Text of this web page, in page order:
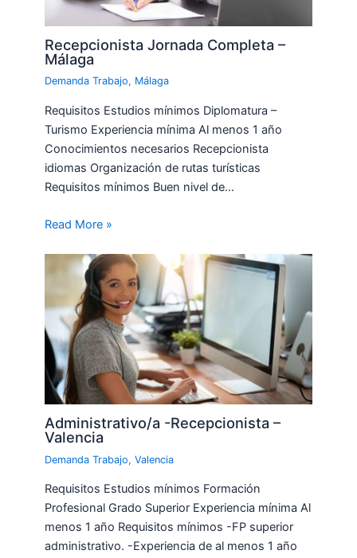
Recepcionista Jornada Completa –
Málaga
Demanda Trabajo, Málaga
Requisitos Estudios mínimos Diplomatura –
Turismo Experiencia mínima Al menos 1 año
Conocimientos necesarios Recepcionista
idiomas Organización de rutas turísticas
Requisitos mínimos Buen nivel de…
Read More »
Administrativo/a -Recepcionista –
Valencia
Demanda Trabajo,Valencia
Requisitos Estudios mínimos Formación
Profesional Grado Superior Experiencia mínima Al
menos 1 año Requisitos mínimos -FP superior
administrativo. -Experiencia de al menos 1 año